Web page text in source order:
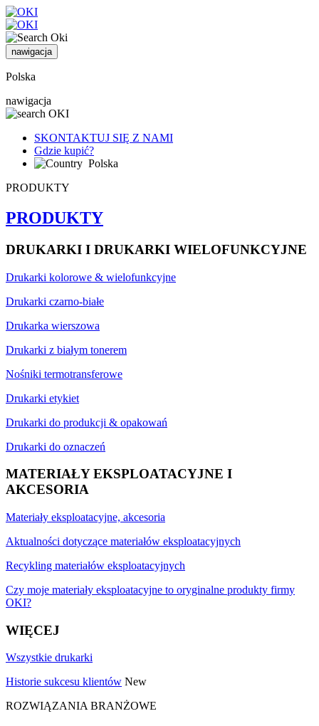
nawigacja
Polska
nawigacja
SKONTAKTUJ SIĘ Z NAMI
Gdzie kupić?
Polska
PRODUKTY
PRODUKTY
DRUKARKI I DRUKARKI WIELOFUNKCYJNE
Drukarki kolorowe & wielofunkcyjne
Drukarki czarno-białe
Drukarka wierszowa
Drukarki z białym tonerem
Nośniki termotransferowe
Drukarki etykiet
Drukarki do produkcji & opakowań
Drukarki do oznaczeń
MATERIAŁY EKSPLOATACYJNE I
AKCESORIA
Materiały eksploatacyjne, akcesoria
Aktualności dotyczące materiałów eksploatacyjnych
Recykling materiałów eksploatacyjnych
Czy moje materiały eksploatacyjne to oryginalne produkty firmy
OKI?
WIĘCEJ
Wszystkie drukarki
Historie sukcesu klientów New
ROZWIĄZANIA BRANŻOWE